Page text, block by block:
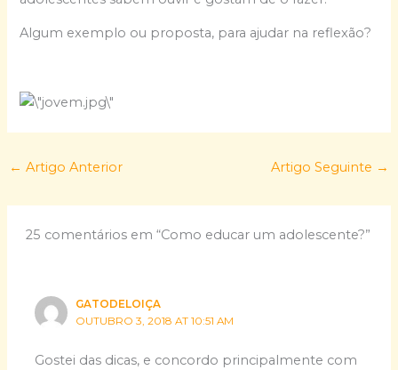
Algum exemplo ou proposta, para ajudar na reflexão?
← Artigo Anterior Artigo Seguinte →
25 comentários em “Como educar um adolescente?”
GATODELOIÇA
OUTUBRO 3, 2018 AT 10:51 AM
Gostei das dicas, e concordo principalmente com